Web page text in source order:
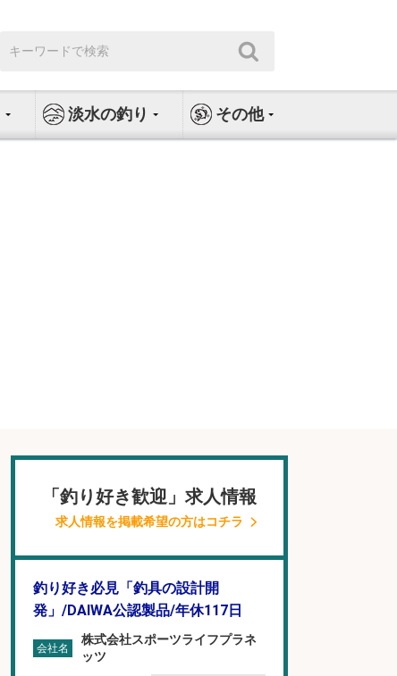
索:
淡水の釣り その他
「釣り好き歓迎」求人情報
求人情報を掲載希望の方はコチラ
釣り好き必見「釣具の設計開
発」/DAIWA公認製品/年休117日
会社名
株式会社スポーツライフプラネ
ッツ